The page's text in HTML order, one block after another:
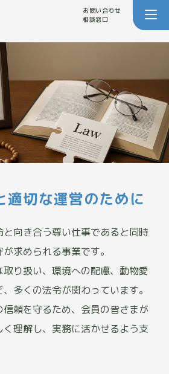
お問い合わせ
相談窓口
適切な運営のために
向き合う尊い仕事であると同時
求められる事業です。
り扱い、環境への配慮、動物愛
多くの法令が関わっています。
頼を守るため、会員の皆さまが
理解し、実務に活かせるよう支